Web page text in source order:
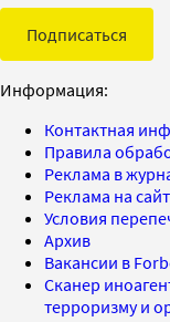
Подписаться
Информация:
Контактная
Правила
Реклама в
Реклама на
Условия
Архив
Вакансии в
Сканер
терроризму и